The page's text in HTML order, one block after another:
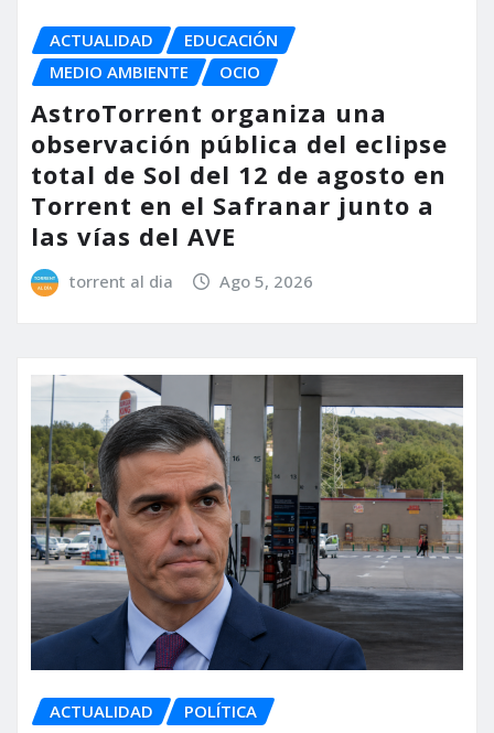
ACTUALIDAD
EDUCACIÓN
MEDIO AMBIENTE
OCIO
AstroTorrent organiza una
observación pública del eclipse
total de Sol del 12 de agosto en
Torrent en el Safranar junto a
las vías del AVE
torrent al dia Ago 5, 2026
ACTUALIDAD POLÍTICA